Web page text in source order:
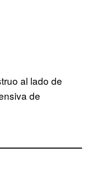
al lado de
de